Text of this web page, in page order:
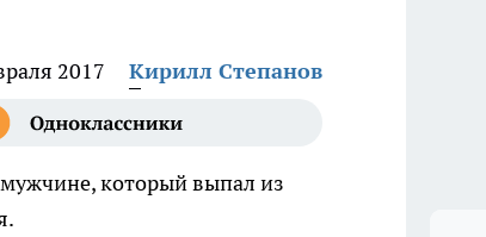
2017 Кирилл Степанов
который выпал из